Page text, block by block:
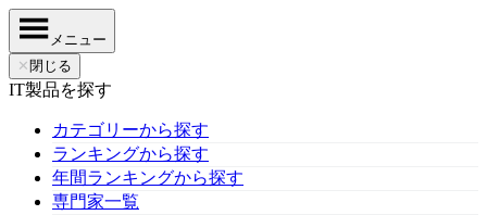
メニュー
✕ 閉じる
IT製品を探す
カテゴリーから探す
ランキングから探す
年間ランキングから探す
専門家一覧